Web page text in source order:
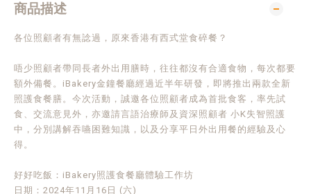
商品描述
各位照顧者有無諗過，原來香港有西式堂食碎餐？
唔少照顧者帶同長者外出用膳時，往往都沒有合適食物，每次都要
額外備餐。iBakery金鐘餐廳經過近半年研發，即將推出兩款全新
照護食餐膳。今次活動，誠邀各位照顧者成為首批食客，率先試
食、交流意見外，亦邀請言語治療師及資深照顧者 小K失智照護
中，分別講解吞嚥困難知識，以及分享平日外出用餐的經驗及心
得。
好好吃飯：iBakery照護食餐廳體驗工作坊
日期：2024年11月16日 (六)